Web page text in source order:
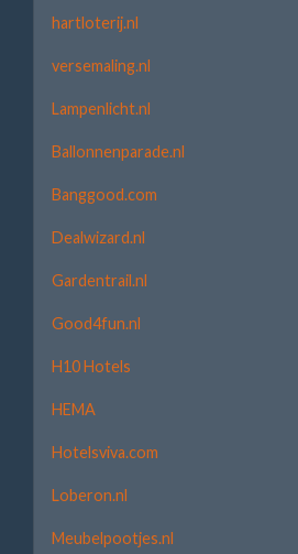
hartloterij.nl
versemaling.nl
Lampenlicht.nl
Ballonnenparade.nl
Banggood.com
Dealwizard.nl
Gardentrail.nl
Good4fun.nl
H10 Hotels
HEMA
Hotelsviva.com
Loberon.nl
Meubelpootjes.nl